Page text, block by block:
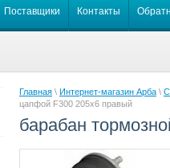
Поставщики Контакты
Главная \ Интернет-магазин Арба \
цапфой F300 205х6 правый
барабан